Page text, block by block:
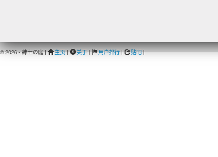
© 2026 - 紳士の庭 | 主页| 关于| 用户排行| 贴吧|